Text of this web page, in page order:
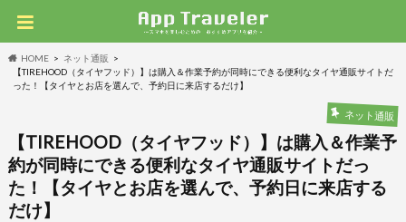
HOME
ネット通販
【TIREHOOD（タイヤフッド）】は購入＆作業予約が同時にできる便利なタイヤ通販サイトだ
った！【タイヤとお店を選んで、予約日に来店するだけ】
ネット通販
【TIREHOOD（タイヤフッド）】は購入＆作業予
約が同時にできる便利なタイヤ通販サイトだっ
た！【タイヤとお店を選んで、予約日に来店する
だけ】